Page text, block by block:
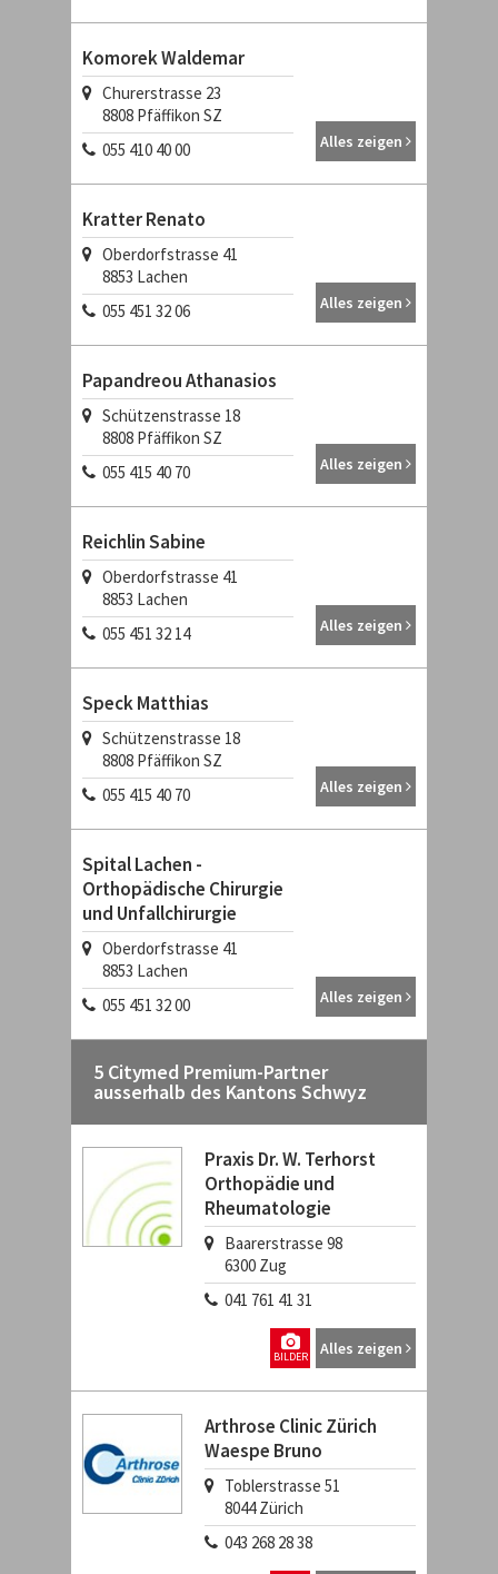
Komorek Waldemar
Churerstrasse 23
8808 Pfäffikon SZ
055 410 40 00
Alles zeigen
Kratter Renato
Oberdorfstrasse 41
8853 Lachen
055 451 32 06
Alles zeigen
Papandreou Athanasios
Schützenstrasse 18
8808 Pfäffikon SZ
055 415 40 70
Alles zeigen
Reichlin Sabine
Oberdorfstrasse 41
8853 Lachen
055 451 32 14
Alles zeigen
Speck Matthias
Schützenstrasse 18
8808 Pfäffikon SZ
055 415 40 70
Alles zeigen
Spital Lachen -
Orthopädische Chirurgie
und Unfallchirurgie
Oberdorfstrasse 41
8853 Lachen
055 451 32 00
Alles zeigen
5 Citymed Premium-Partner
ausserhalb des Kantons Schwyz
Praxis Dr. W. Terhorst
Orthopädie und
Rheumatologie
Baarerstrasse 98
6300 Zug
041 761 41 31
Alles zeigen
BILDER
Arthrose Clinic Zürich
Waespe Bruno
Toblerstrasse 51
8044 Zürich
043 268 28 38